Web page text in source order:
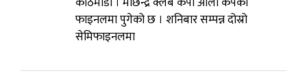
फाइनलमा पुगेको छ । शनिबार सम्पन्न दोस्रो
सेमिफाइनलमा